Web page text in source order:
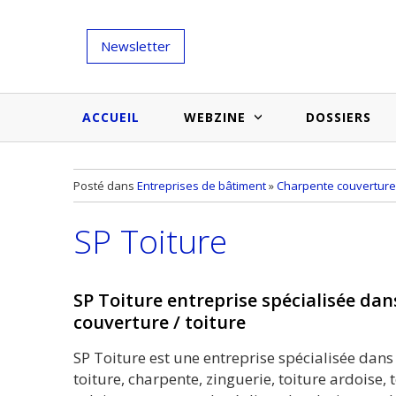
Newsletter
ACCUEIL WEBZINE
Salons et évènementiels
Médias du bâtiment
Billets d'humeur
Etudes et enquêtes
DOSSIERS
Annuaire
Actualités des membres
Posté dans Entreprises de bâtiment»Charpente couverture
SP Toiture
SP Toiture entreprise spécialisée
couverture / toiture
SP Toiture est une entreprise spécialisée
toiture, charpente, zinguerie, toiture